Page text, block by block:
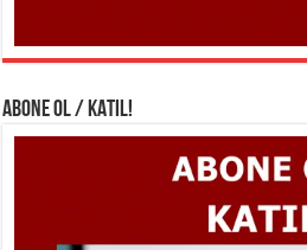
ABONE OL / KATIL!